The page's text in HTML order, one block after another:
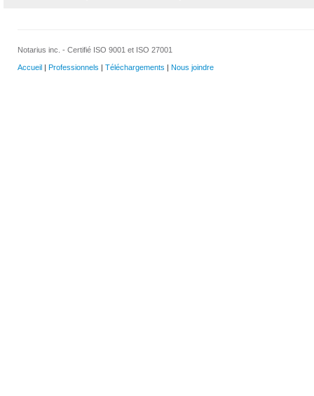
Notarius inc. - Certifié ISO 9001 et ISO 27001
Accueil | Professionnels | Téléchargements | Nous joindre